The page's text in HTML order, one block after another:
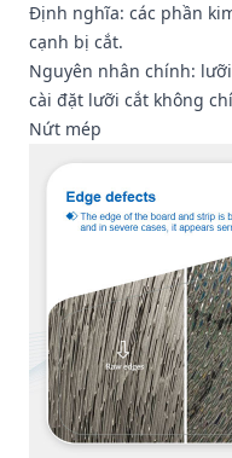
Định nghĩa: các phần
cạnh bị cắt.
Nguyên nhân chính:
cài đặt lưỡi cắt không
Nứt mép